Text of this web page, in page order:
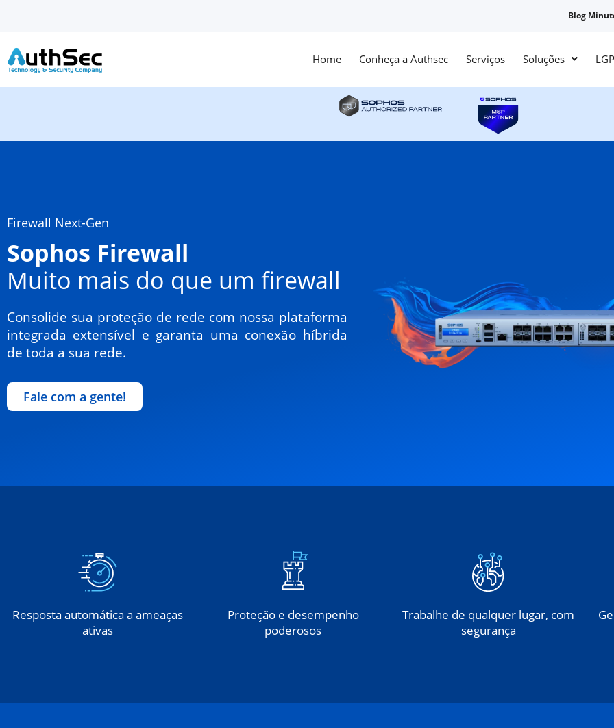
Blog
Home Conheça a Authsec Serviços Soluções
Firewall Next-Gen
Sophos Firewall
Muito mais do que um firewall
Consolide sua proteção de rede com nossa plataforma
integrada extensível e garanta uma conexão híbrida
de toda a sua rede.
Fale com a gente!
Resposta automática a ameaças
ativas
Proteção e desempenho
poderosos
Trabalhe de qualquer lugar, com
segurança